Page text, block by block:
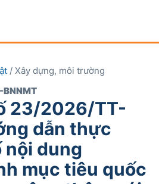
/ Xây dựng, môi trường
23/2026/TT-
dẫn thực
nội dung
mục tiêu quốc